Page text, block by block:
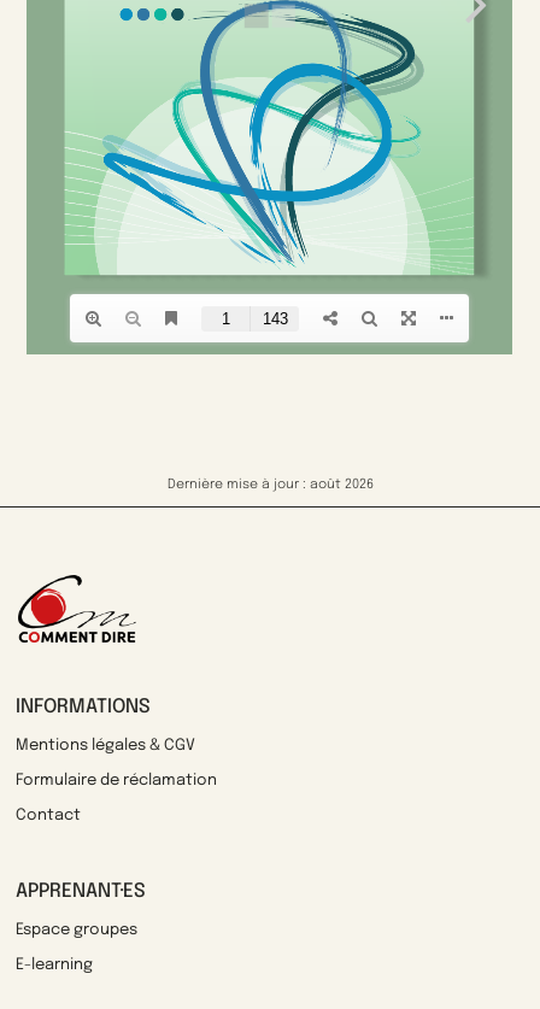
Dernière mise à jour : août 2026
INFORMATIONS
Mentions légales & CGV
Formulaire de réclamation
Contact
APPRENANT·ES
Espace groupes
E-learning